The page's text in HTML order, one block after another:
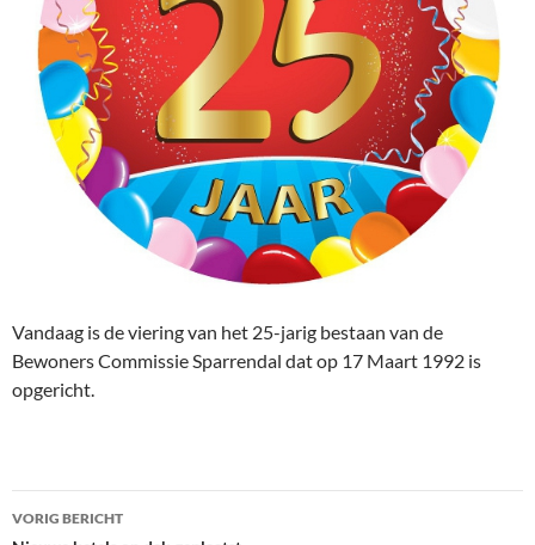
Vandaag is de viering van het 25-jarig bestaan van de
Bewoners Commissie Sparrendal dat op 17 Maart 1992 is
opgericht.
Bericht
VORIG BERICHT